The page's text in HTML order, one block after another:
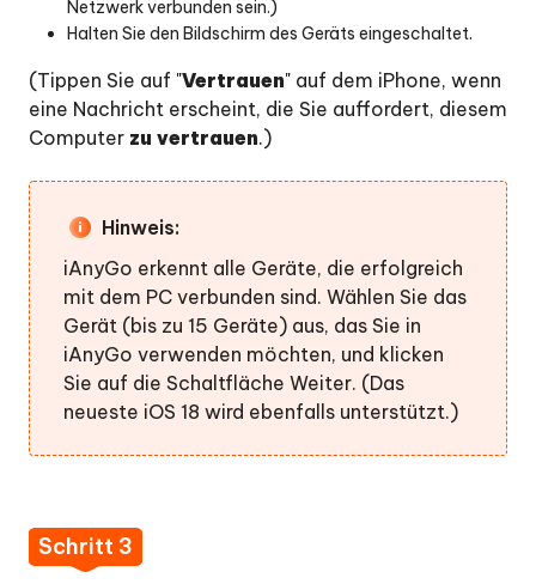
Netzwerk verbunden sein.)
Halten Sie den Bildschirm des Geräts eingeschaltet.
(Tippen Sie auf "Vertrauen" auf dem iPhone, wenn
eine Nachricht erscheint, die Sie auffordert, diesem
Computer zu vertrauen.)
Hinweis:
iAnyGo erkennt alle Geräte, die erfolgreich
mit dem PC verbunden sind. Wählen Sie das
Gerät (bis zu 15 Geräte) aus, das Sie in
iAnyGo verwenden möchten, und klicken
Sie auf die Schaltfläche Weiter. (Das
neueste iOS 18 wird ebenfalls unterstützt.)
Schritt 3